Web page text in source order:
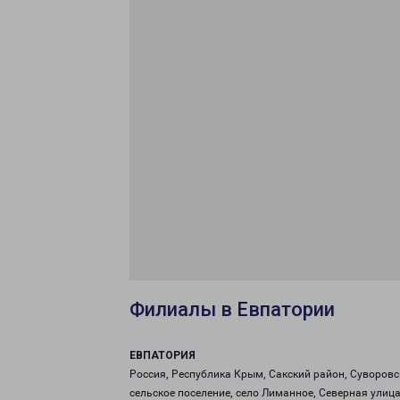
Филиалы в Евпатории
ЕВПАТОРИЯ
Россия, Республика Крым, Сакский район,
сельское поселение, село Лиманное, Северная